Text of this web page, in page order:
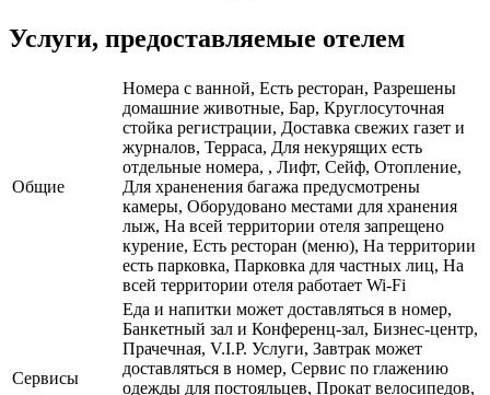
Услуги, предоставляемые отелем
Общие
Номера с ванной, Есть ресторан, Разрешены
домашние животные, Бар, Круглосуточная
стойка регистрации, Доставка свежих газет и
журналов, Терраса, Для некурящих есть
отдельные номера, , Лифт, Сейф, Отопление,
Для храненения багажа предусмотрены
камеры, Оборудовано местами для хранения
лыж, На всей территории отеля запрещено
курение, Есть ресторан (меню), На территории
есть парковка, Парковка для частных лиц, На
всей территории отеля работает Wi-Fi
Сервисы
Еда и напитки может доставляться в номер,
Банкетный зал и Конференц-зал, Бизнес-центр,
Прачечная, V.I.P. Услуги, Завтрак может
доставляться в номер, Сервис по глажению
одежды для постояльцев, Прокат велосипедов,